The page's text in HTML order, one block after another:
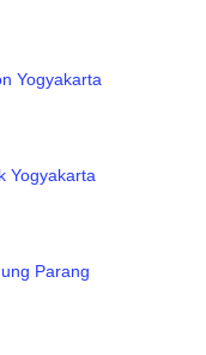
Yogyakarta
Yogyakarta
Parang